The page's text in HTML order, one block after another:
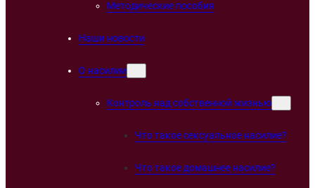
Методические пособия
Наши новости
О насилии
Контроль над собственной жизнью
Что такое сексуальное насилие?
Что такое домашнее насилие?